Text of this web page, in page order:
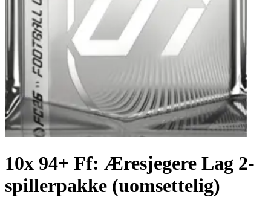
10x 94+ Ff: Æresjegere Lag 2-
spillerpakke (uomsettelig)